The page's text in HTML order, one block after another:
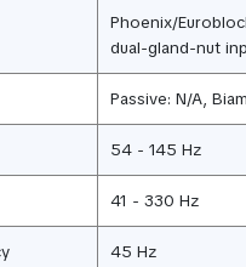
Phoenix/
dual-gland-nut
Passive: N/A,
54 - 145 Hz
41 - 330 Hz
45 Hz